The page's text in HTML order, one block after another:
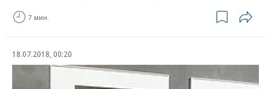
7 мин.
18.07.2018, 00:20